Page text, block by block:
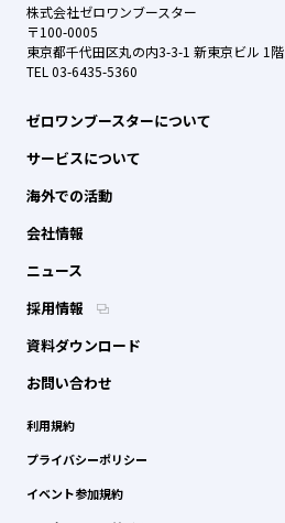
株式会社ゼロワンブースター
〒100-0005
東京都千代田区丸の内3-3-1 新東京ビル 1階
TEL 03-6435-5360
ゼロワンブースターについて
サービスについて
海外での活動
会社情報
ニュース
採用情報
資料ダウンロード
お問い合わせ
利用規約
プライバシーポリシー
イベント参加規約